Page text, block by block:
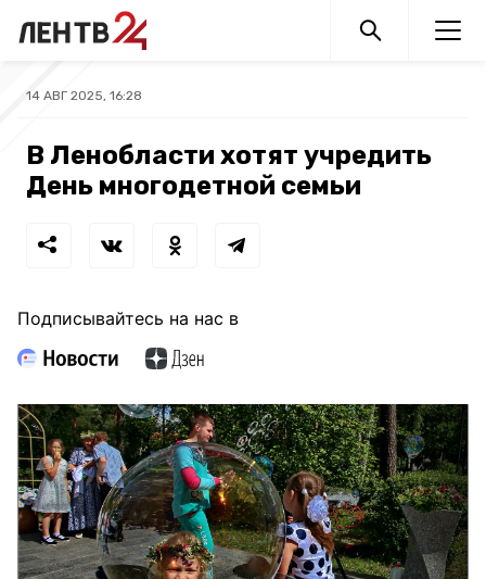
14 АВГ 2025, 16:28
В Ленобласти хотят учредить
День многодетной семьи
Подписывайтесь на нас в